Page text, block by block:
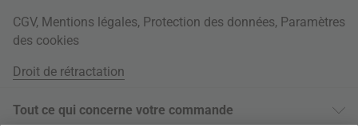
CGV, Mentions légales, Protection des données, Paramètres
des cookies
Droit de rétractation
Tout ce qui concerne votre commande